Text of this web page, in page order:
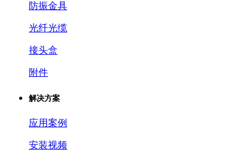
防振金具
光纤光缆
接头盒
附件
解决方案
应用案例
安装视频